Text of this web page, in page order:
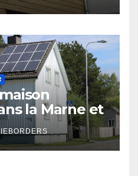
la Marne et
les avantages
local